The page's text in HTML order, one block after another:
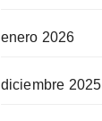
enero 2026
diciembre 2025